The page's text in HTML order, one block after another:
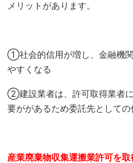
メリットがあります。
①社会的信用が増し、金融機
やすくなる
②建設業者は、許可取得業者
要ががあるため委託先として
産業廃棄物収集運搬業許可を